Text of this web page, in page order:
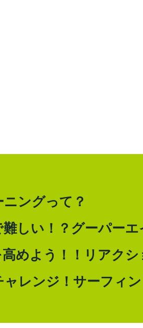
ングって？
しい！？グーパーエ
めよう！！リアク
レンジ！サーフィン